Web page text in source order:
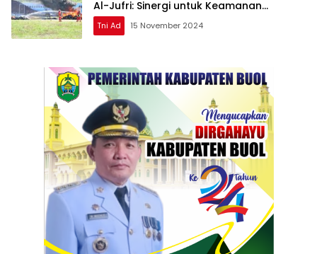
Al-Jufri: Sinergi untuk Keamanan
Penerbangan
Tni Ad 15 November 2024